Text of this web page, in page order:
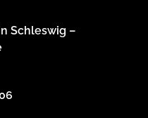
Schleswig –